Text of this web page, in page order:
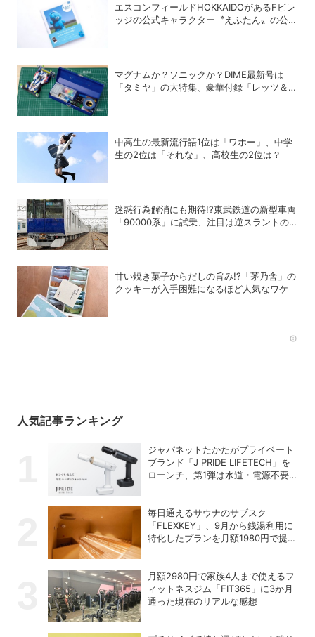
エスコンフィールドHOKKAIDOがあるFビレ
ッジの公式キャラクター〝えふたん〟の公式
マグナムか？ソニックか？DIME最新号は
「タミヤ」の大特集、豪華付録「レッツ＆ゴ
中高生の最新流行語1位は「ワホー」、中学
生の2位は「それな」、高校生の2位は？
迷惑行為解消にも期待!?東武鉄道の新型車両
「90000系」に試乗、注目は逆スラントの
甘い焼き菓子からだしの旨み!?「茅乃舎」の
クッキーが入手困難になるほど人気なワケ
人気記事ランキング
ジャパネットたかたがプライベート
ブランド「J PRIDE LIFETECH」を
ローンチ、第1弾は水道・電源不要
毎日通えるサウナのサブスク
「FLEXKEY」、9月から銭湯利用に
特化したプランを月額1980円で提供
月額2980円で家族4人まで使えるフ
ィットネスジム「FIT365」に3か月
通った現在のリアルな感想